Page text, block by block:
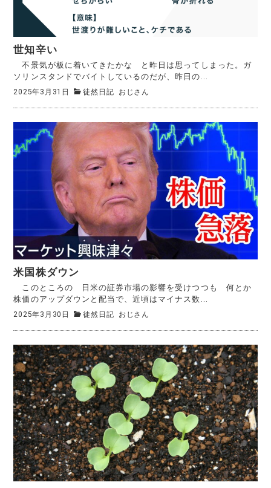
世知辛い
不景気が板に着いてきたかな と昨日は思ってしまった。ガ
ソリンスタンドでバイトしているのだが、昨日の...
2025年3月31日 徒然日記 おじさん
米国株ダウン
このところの 日米の証券市場の影響を受けつつも 何とか
株価のアップダウンと配当で、近頃はマイナス数...
2025年3月30日 徒然日記 おじさん